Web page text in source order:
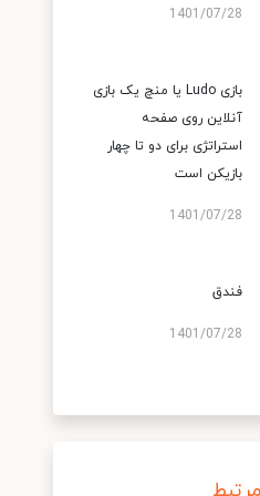
1401/07/28
بازی Ludo یا منچ یک بازی
آنلاین روی صفحه
استراتژی برای دو تا چهار
بازیکن است
1401/07/28
فندق
1401/07/28